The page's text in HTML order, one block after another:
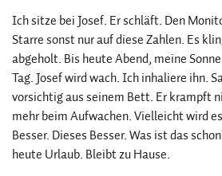
Ich sitze bei Josef. Er schläft. Den
Starre sonst nur auf diese Zahlen. Es
abgeholt. Bis heute Abend, meine
Tag. Josef wird wach. Ich inhaliere ihn.
vorsichtig aus seinem Bett. Er krampft
mehr beim Aufwachen. Vielleicht wird
Besser. Dieses Besser. Was ist das
heute Urlaub. Bleibt zu Hause.